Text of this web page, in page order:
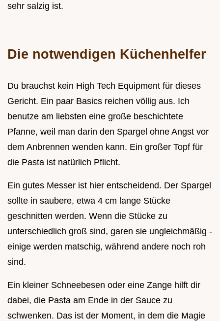
sehr salzig ist.
Die notwendigen Küchenhelfer
Du brauchst kein High Tech Equipment für dieses
Gericht. Ein paar Basics reichen völlig aus. Ich
benutze am liebsten eine große beschichtete
Pfanne, weil man darin den Spargel ohne Angst vor
dem Anbrennen wenden kann. Ein großer Topf für
die Pasta ist natürlich Pflicht.
Ein gutes Messer ist hier entscheidend. Der Spargel
sollte in saubere, etwa 4 cm lange Stücke
geschnitten werden. Wenn die Stücke zu
unterschiedlich groß sind, garen sie ungleichmäßig -
einige werden matschig, während andere noch roh
sind.
Ein kleiner Schneebesen oder eine Zange hilft dir
dabei, die Pasta am Ende in der Sauce zu
schwenken. Das ist der Moment, in dem die Magie